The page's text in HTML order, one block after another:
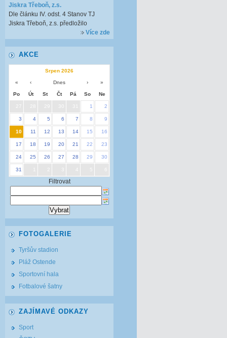
Jiskra Třeboň, z.s.
Dle článku IV. odst. 4 Stanov TJ
Jiskra Třeboň, z.s. předložilo
Více zde
AKCE
Srpen 2026
« ‹ Dnes › »
Po Út St Čt Pá So Ne
27 29 30 31 1 2
3 4 5 6 7 8 9
10 11 12 13 14 15 16
17 18 19 20 21 22 23
24 25 26 27 28 29 30
31 3 5
Filtrovat
FOTOGALERIE
Tyršův stadion
Pláž Ostende
Sportovní hala
Fotbalové šatny
ZAJÍMAVÉ ODKAZY
Sport